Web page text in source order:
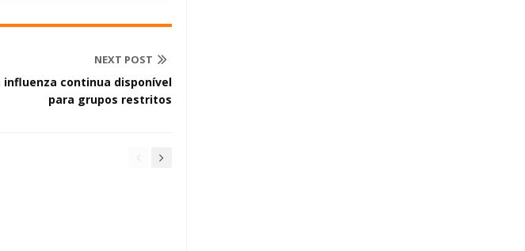
NEXT POST
influenza continua disponível
para grupos restritos